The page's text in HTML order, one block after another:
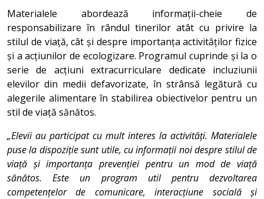
Materialele abordează informații-cheie de
responsabilizare în rândul tinerilor atât cu privire la
stilul de viață, cât și despre importanța activităților fizice
și a acțiunilor de ecologizare. Programul cuprinde și la o
serie de acțiuni extracurriculare dedicate incluziunii
elevilor din medii defavorizate, în strânsă legătură cu
alegerile alimentare în stabilirea obiectivelor pentru un
stil de viață sănătos.
„Elevii au participat cu mult interes la activități. Materialele
puse la dispoziție sunt utile, cu informații noi despre stilul de
viață și importanța prevenției pentru un mod de viață
sănătos. Este un program util pentru dezvoltarea
competențelor de comunicare, interacțiune socială și